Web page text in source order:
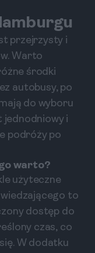
przejrzysty i
Warto
środki
autobusy, po
do wyboru
jednodniowy i
podróży po
warto?
użyteczne
to
dostęp do
czas, co
W dodatku